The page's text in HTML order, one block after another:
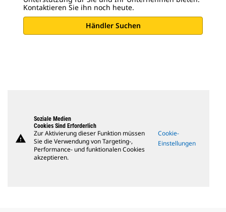
Kontaktieren Sie ihn noch heute.
Händler Suchen
warning
Soziale Medien
Cookies Sind Erforderlich
Zur Aktivierung dieser Funktion müssen
Sie die Verwendung von Targeting-,
Performance- und funktionalen Cookies
akzeptieren.
Cookie-
Einstellungen